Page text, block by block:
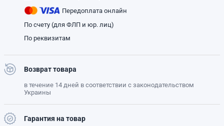
Передоплата онлайн
По счету (для ФЛП и юр. лиц)
По реквизитам
Возврат товара
в течение 14 дней в соответствии с законодательством
Украины
Гарантия на товар